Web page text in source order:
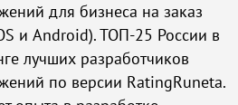
для бизнеса на заказ
и Android). ТОП-25 России в
лучших разработчиков
по версии RatingRuneta.